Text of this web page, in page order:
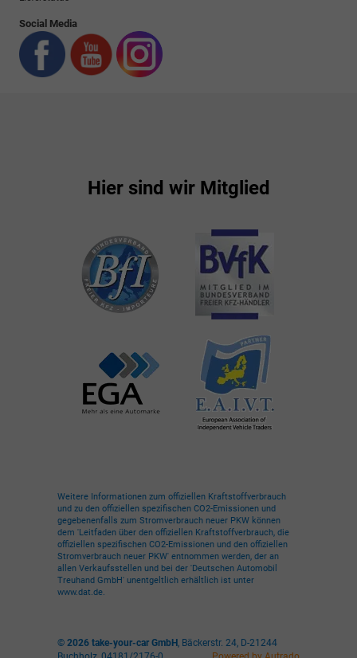
Social Media
Hier sind wir Mitglied
Weitere Informationen zum offiziellen Kraftstoffverbrauch
und zu den offiziellen spezifischen CO2-Emissionen und
gegebenenfalls zum Stromverbrauch neuer PKW können
dem 'Leitfaden über den offiziellen Kraftstoffverbrauch, die
offiziellen spezifischen CO2-Emissionen und den offiziellen
Stromverbrauch neuer PKW' entnommen werden, der an
allen Verkaufsstellen und bei der 'Deutschen Automobil
Treuhand GmbH' unentgeltlich erhältlich ist unter
www.dat.de.
© 2026 take-your-car GmbH , Bäckerstr. 24, D-21244